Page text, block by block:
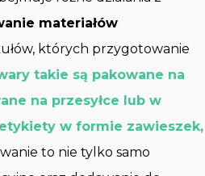
materiałów
których przygotowanie
takie są pakowane na
na przesyłce lub w
w formie zawieszek,
to nie tylko samo